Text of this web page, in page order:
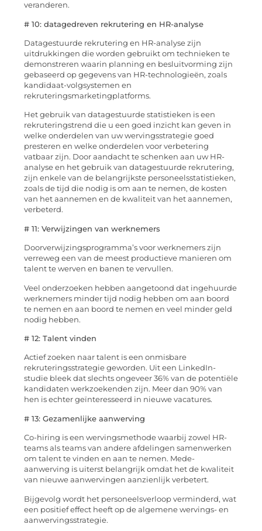
veranderen.
# 10: datagedreven rekrutering en HR-analyse
Datagestuurde rekrutering en HR-analyse zijn
uitdrukkingen die worden gebruikt om technieken te
demonstreren waarin planning en besluitvorming zijn
gebaseerd op gegevens van HR-technologieën, zoals
kandidaat-volgsystemen en
rekruteringsmarketingplatforms.
Het gebruik van datagestuurde statistieken is een
rekruteringstrend die u een goed inzicht kan geven in
welke onderdelen van uw wervingsstrategie goed
presteren en welke onderdelen voor verbetering
vatbaar zijn. Door aandacht te schenken aan uw HR-
analyse en het gebruik van datagestuurde rekrutering,
zijn enkele van de belangrijkste personeelsstatistieken,
zoals de tijd die nodig is om aan te nemen, de kosten
van het aannemen en de kwaliteit van het aannemen,
verbeterd.
# 11: Verwijzingen van werknemers
Doorverwijzingsprogramma’s voor werknemers zijn
verreweg een van de meest productieve manieren om
talent te werven en banen te vervullen.
Veel onderzoeken hebben aangetoond dat ingehuurde
werknemers minder tijd nodig hebben om aan boord
te nemen en aan boord te nemen en veel minder geld
nodig hebben.
# 12: Talent vinden
Actief zoeken naar talent is een onmisbare
rekruteringsstrategie geworden. Uit een LinkedIn-
studie bleek dat slechts ongeveer 36% van de potentiële
kandidaten werkzoekenden zijn. Meer dan 90% van
hen is echter geïnteresseerd in nieuwe vacatures.
# 13: Gezamenlijke aanwerving
Co-hiring is een wervingsmethode waarbij zowel HR-
teams als teams van andere afdelingen samenwerken
om talent te vinden en aan te nemen. Mede-
aanwerving is uiterst belangrijk omdat het de kwaliteit
van nieuwe aanwervingen aanzienlijk verbetert.
Bijgevolg wordt het personeelsverloop verminderd, wat
een positief effect heeft op de algemene wervings- en
aanwervingsstrategie.